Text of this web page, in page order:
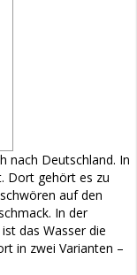
nach Deutschland. In
Dort gehört es zu
auf den
In der
das Wasser die
in zwei Varianten –